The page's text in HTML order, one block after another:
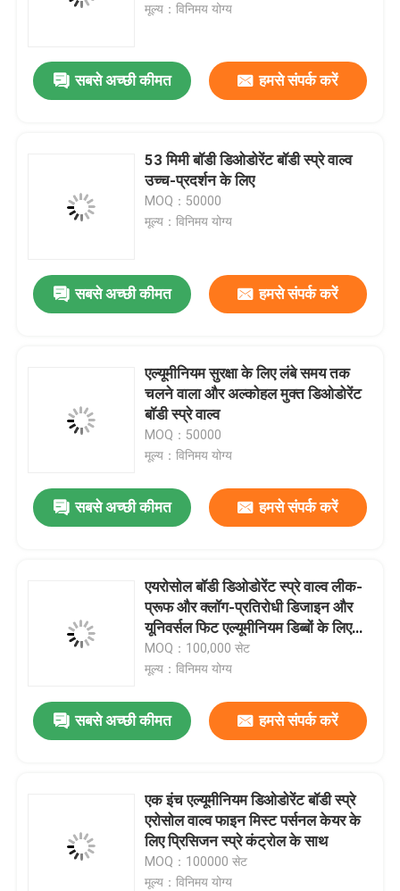
मूल्य：विनिमय योग्य
सबसे अच्छी कीमत हमसे संपर्क करें
53 मिमी बॉडी डिओडोरेंट बॉडी स्प्रे वाल्व
उच्च-प्रदर्शन के लिए
MOQ：50000
मूल्य：विनिमय योग्य
सबसे अच्छी कीमत हमसे संपर्क करें
एल्यूमीनियम सुरक्षा के लिए लंबे समय तक
चलने वाला और अल्कोहल मुक्त डिओडोरेंट
बॉडी स्प्रे वाल्व
MOQ：50000
मूल्य：विनिमय योग्य
सबसे अच्छी कीमत हमसे संपर्क करें
एयरोसोल बॉडी डिओडोरेंट स्प्रे वाल्व लीक-
प्रूफ और क्लॉग-प्रतिरोधी डिजाइन और
यूनिवर्सल फिट एल्यूमीनियम डिब्बों के लिए
360° डिस्पेंसिंग तकनीक के साथ
MOQ：100,000 सेट
मूल्य：विनिमय योग्य
सबसे अच्छी कीमत हमसे संपर्क करें
एक इंच एल्यूमीनियम डिओडोरेंट बॉडी स्प्रे
एरोसोल वाल्व फाइन मिस्ट पर्सनल केयर के
लिए प्रिसिजन स्प्रे कंट्रोल के साथ
MOQ：100000 सेट
मूल्य：विनिमय योग्य